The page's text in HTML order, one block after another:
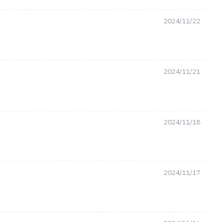
2024/11/22
2024/11/21
2024/11/18
2024/11/17